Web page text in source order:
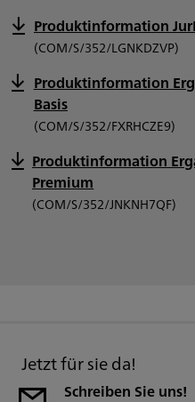
Produktinformation
(COM/S/352/LGNKDZVP)
Produktinformation
Basis
(COM/S/352/FXRHCZE9)
Produktinformation
Premium
(COM/S/352/JNKNH7QF)
Jetzt für sie da!
Schreiben Sie uns!